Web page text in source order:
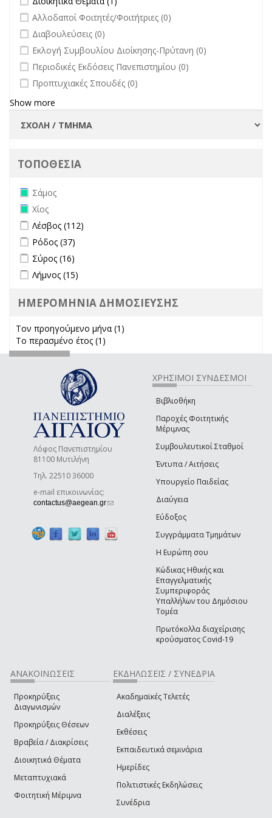
undefined
Αλλοδαποί Φοιτητές/Φοιτήτριες (0)
undefined
Διαβουλεύσεις (0)
undefined
Εκλογή Συμβουλίου Διοίκησης-Πρύτανη (0)
undefined
Περιοδικές Εκδόσεις Πανεπιστημίου (0)
undefined
Προπτυχιακές Σπουδές (0)
Show more
ΤΟΠΟΘΕΣΙΑ
Remove Σάμος filter
Σάμος
Remove Χίος filter
Χίος
Apply Λέσβος filter
Λέσβος (112)
Apply Ρόδος filter
Ρόδος (37)
Apply Σύρος filter
Σύρος (16)
Apply Λήμνος filter
Λήμνος (15)
ΗΜΕΡΟΜΗΝΙΑ ΔΗΜΟΣΙΕΥΣΗΣ
Τον προηγούμενο μήνα (1)
Το περασμένο έτος (1)
Λόφος Πανεπιστημίου
81100 Μυτιλήνη
Τηλ. 22510 36000
e-mail επικοινωνίας:
contactus@aegean.gr(link sends e-mail)
ΧΡΗΣΙΜΟΙ ΣΥΝΔΕΣΜΟΙ
Βιβλιοθήκη
Παροχές Φοιτητικής
Μέριμνας
Συμβουλευτικοί Σταθμοί
Έντυπα / Αιτήσεις
Υπουργείο Παιδείας
Διαύγεια
Εύδοξος
Συγγράμματα Τμημάτων
Η Ευρώπη σου
Κώδικας Ηθικής και
Επαγγελματικής
Συμπεριφοράς
Υπαλλήλων του Δημόσιου
Τομέα
Πρωτόκολλα διαχείρισης
κρούσματος Covid-19
ΑΝΑΚΟΙΝΩΣΕΙΣ
Προκηρύξεις
Διαγωνισμών
Προκηρύξεις Θέσεων
Βραβεία / Διακρίσεις
Διοικητικά Θέματα
Μεταπτυχιακά
Φοιτητική Μέριμνα
ΕΚΔΗΛΩΣΕΙΣ / ΣΥΝΕΔΡΙΑ
Ακαδημαϊκές Τελετές
Διαλέξεις
Εκθέσεις
Εκπαιδευτικά σεμινάρια
Ημερίδες
Πολιτιστικές Εκδηλώσεις
Συνέδρια